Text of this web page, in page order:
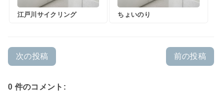
江戸川サイクリング ちょいのり
次の投稿 前の投稿
0 件のコメント: